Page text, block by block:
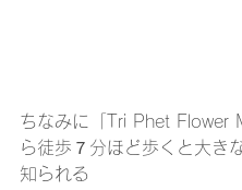
ちなみに「Tri Phet Flower
ら徒歩７分ほど歩くと大き
知られる